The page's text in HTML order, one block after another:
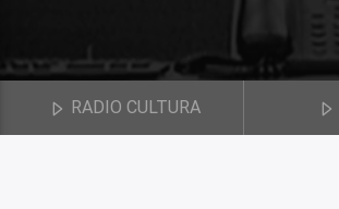
RADIO CULTURA